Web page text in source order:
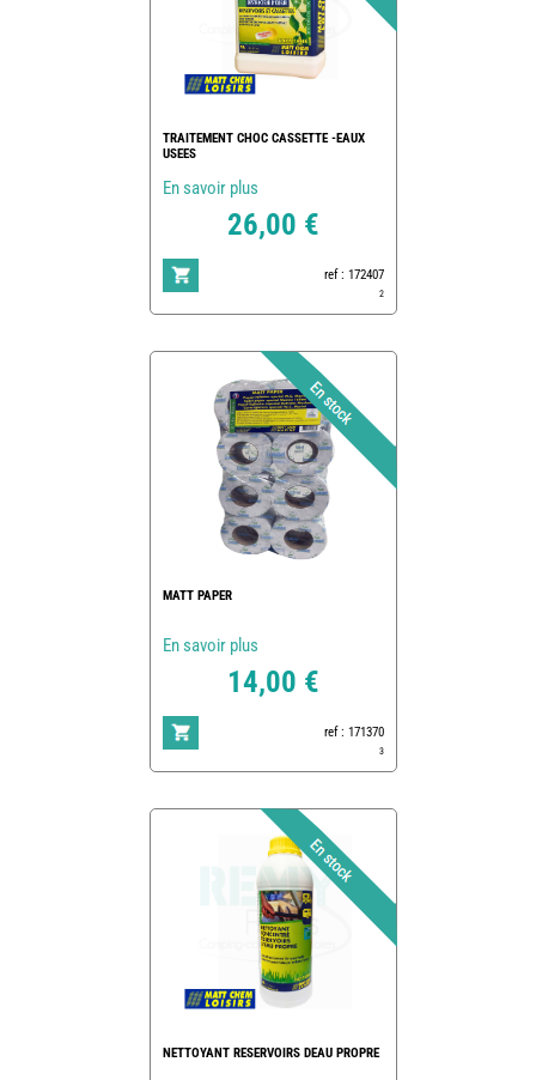
TRAITEMENT CHOC CASSETTE -EAUX
USEES
En savoir plus
26,00 €
ref : 172407
2
MATT PAPER
En savoir plus
14,00 €
ref : 171370
3
NETTOYANT RESERVOIRS DEAU PROPRE